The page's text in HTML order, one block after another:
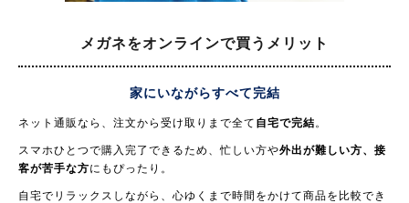
メガネをオンラインで買う メリット
家にいながらすべて完結
ネット通販なら、注文から受け取りまで全て 自宅で完結。
スマホひとつで購入完了できるため、忙しい方や外出が難しい方、接
客が苦手な方にもぴったり。
自宅でリラックスしながら、心ゆくまで時間をかけて商品を比較でき